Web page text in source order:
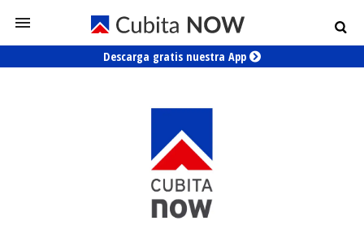
Descarga gratis nuestra App